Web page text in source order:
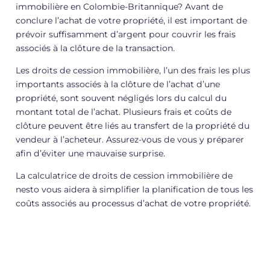
immobilière en Colombie-Britannique? Avant de
conclure l’achat de votre propriété, il est important de
prévoir suffisamment d’argent pour couvrir les frais
associés à la clôture de la transaction.
Les droits de cession immobilière, l’un des frais les plus
importants associés à la clôture de l’achat d’une
propriété, sont souvent négligés lors du calcul du
montant total de l’achat. Plusieurs frais et coûts de
clôture peuvent être liés au transfert de la propriété du
vendeur à l’acheteur. Assurez-vous de vous y préparer
afin d’éviter une mauvaise surprise.
La calculatrice de droits de cession immobilière de
nesto vous aidera à simplifier la planification de tous les
coûts associés au processus d’achat de votre propriété.